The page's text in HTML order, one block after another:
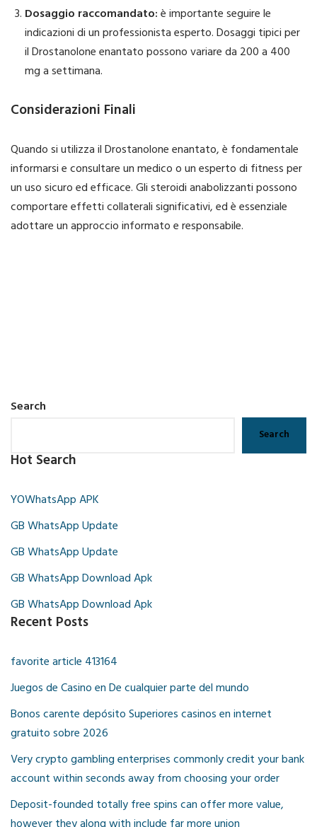
Dosaggio raccomandato:è importante seguire le
indicazioni di un professionista esperto. Dosaggi tipici per
il Drostanolone enantato possono variare da 200 a 400
mg a settimana.
Considerazioni Finali
Quando si utilizza il Drostanolone enantato, è fondamentale
informarsi e consultare un medico o un esperto di fitness per
un uso sicuro ed efficace. Gli steroidi anabolizzanti possono
comportare effetti collaterali significativi, ed è essenziale
adottare un approccio informato e responsabile.
Search
Search
Hot Search
YOWhatsApp APK
GB WhatsApp Update
GB WhatsApp Update
GB WhatsApp Download Apk
GB WhatsApp Download Apk
Recent Posts
favorite article 413164
Juegos de Casino en De cualquier parte del mundo
Bonos carente depósito Superiores casinos en internet
gratuito sobre 2026
Very crypto gambling enterprises commonly credit your bank
account within seconds away from choosing your order
Deposit-founded totally free spins can offer more value,